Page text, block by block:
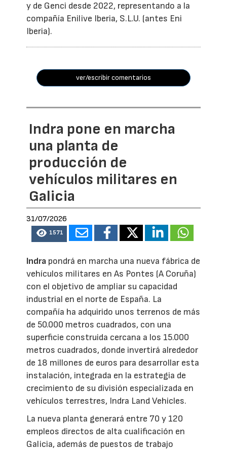
y de Genci desde 2022, representando a la
compañía Enilive Iberia, S.L.U. (antes Eni
Iberia).
ver/escribir comentarios
Indra pone en marcha
una planta de
producción de
vehículos militares en
Galicia
31/07/2026
1571
Indra pondrá en marcha una nueva fábrica de
vehículos militares en As Pontes (A Coruña)
con el objetivo de ampliar su capacidad
industrial en el norte de España. La
compañía ha adquirido unos terrenos de más
de 50.000 metros cuadrados, con una
superficie construida cercana a los 15.000
metros cuadrados, donde invertirá alrededor
de 18 millones de euros para desarrollar esta
instalación, integrada en la estrategia de
crecimiento de su división especializada en
vehículos terrestres, Indra Land Vehicles.
La nueva planta generará entre 70 y 120
empleos directos de alta cualificación en
Galicia, además de puestos de trabajo